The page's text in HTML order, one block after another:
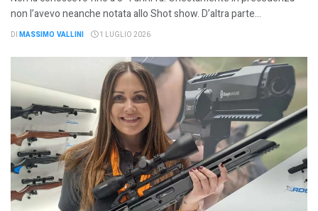
non l’avevo neanche notata allo Shot show. D’altra parte...
DI MASSIMO VALLINI 1 LUGLIO 2026